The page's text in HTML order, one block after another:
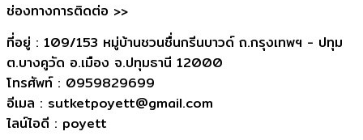
ช่องทางการติดต่อ >>
ที่อยู่ : 109/153 หมู่บ้านชวนชื่นกรีนบาวด์ ถ.กรุงเทพฯ - ปทุม
ต.บางคูวัด อ.เมือง จ.ปทุมธานี 12000
โทรศัพท์ : 0959829699
อีเมล : sutketpoyett@gmail.com
ไลน์ไอดี : poyett